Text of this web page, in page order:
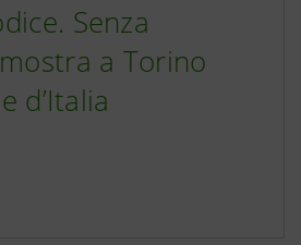
Senza
a Torino
d’Italia